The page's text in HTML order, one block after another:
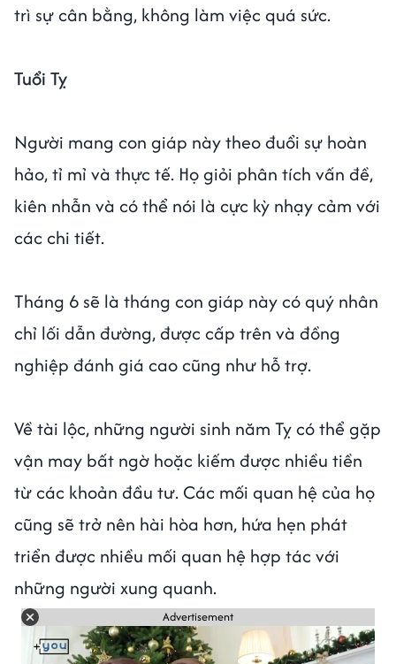
trì sự cân bằng, không làm việc quá sức.
Tuổi Tỵ
Người mang con giáp này theo đuổi sự hoàn
hảo, tỉ mỉ và thực tế. Họ giỏi phân tích vấn đề,
kiên nhẫn và có thể nói là cực kỳ nhạy cảm với
các chi tiết.
Tháng 6 sẽ là tháng con giáp này có quý nhân
chỉ lối dẫn đường, được cấp trên và đồng
nghiệp đánh giá cao cũng như hỗ trợ.
Về tài lộc, những người sinh năm Tỵ có thể gặp
vận may bất ngờ hoặc kiếm được nhiều tiền
từ các khoản đầu tư. Các mối quan hệ của họ
cũng sẽ trở nên hài hòa hơn, hứa hẹn phát
triển được nhiều mối quan hệ hợp tác với
những người xung quanh.
Advertisement